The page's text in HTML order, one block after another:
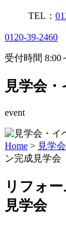
TEL：
0120-39-2460
受付時間 8:00
見学会
event
Home > 見学
ン完成見学会
リフォ
見学会